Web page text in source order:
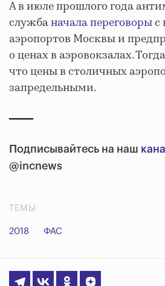
А в июле прошлого года
службаначала переговорыс
аэропортов Москвы и
о ценах в аэровокзалах.
что цены в столичных
запредельными.
Подписывайтесь на наш
@incnews
ТЕМЫ
2018 ФАС